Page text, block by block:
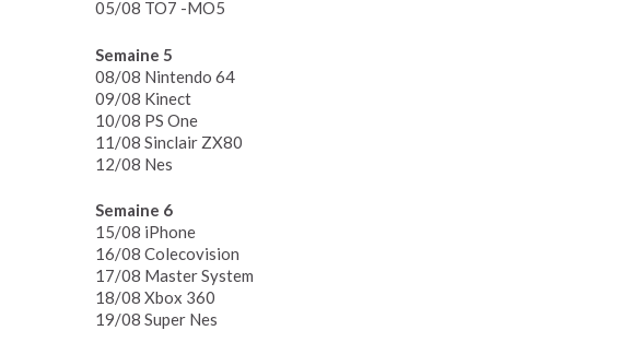
05/08 TO7 -MO5
Semaine 5
08/08 Nintendo 64
09/08 Kinect
10/08 PS One
11/08 Sinclair ZX80
12/08 Nes
Semaine 6
15/08 iPhone
16/08 Colecovision
17/08 Master System
18/08 Xbox 360
19/08 Super Nes